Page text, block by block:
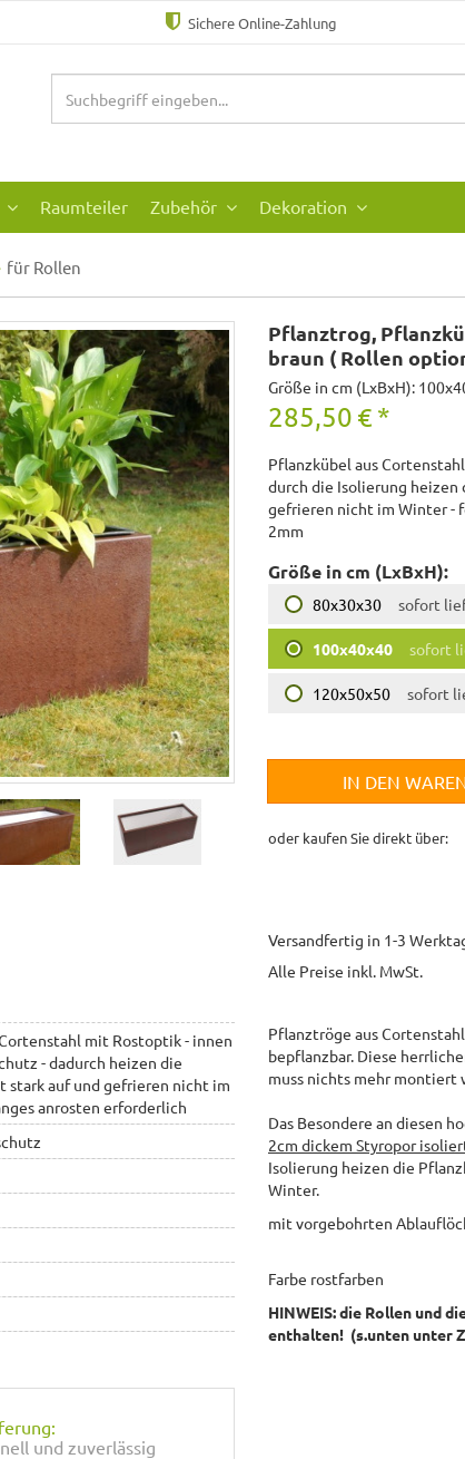
Sichere Online-Zahlung
Raumteiler Zubehör Dekoration
für Rollen
Pflanztrog,
braun ( Rollen
Größe in cm (LxBxH):
285,50 € *
Pflanzkübel aus
durch die Isolierung heizen
gefrieren nicht im Winter -
2mm
Größe in cm (LxBxH):
80x30x30 sofort
100x40x40 sofort
120x50x50 sofort
IN DEN
oder kaufen Sie direkt über:
Versandfertig in 1-3
Alle Preise inkl. MwSt.
mit Rostoptik - innen
- dadurch heizen die
stark auf und gefrieren nicht im
anrosten erforderlich
und zuverlässig
Pflanztröge aus Cortenstahl
bepflanzbar. Diese
muss nichts mehr montiert
Das Besondere an diesen
2cm dickem Styropor
Isolierung heizen die
Winter.
mit vorgebohrten
Farbe rostfarben
HINWEIS: die Rollen und
enthalten! (s.unten unter